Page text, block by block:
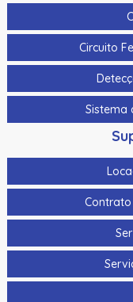
Circuito
Sistema